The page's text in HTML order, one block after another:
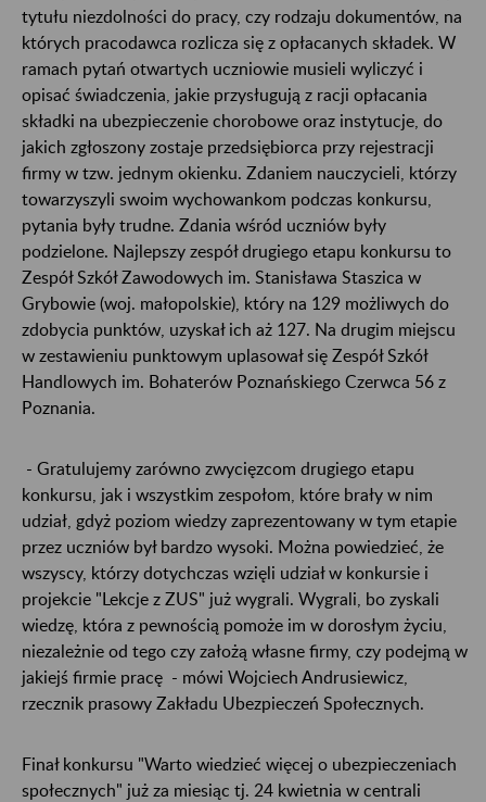
tytułu niezdolności do pracy, czy rodzaju dokumentów, na
których pracodawca rozlicza się z opłacanych składek. W
ramach pytań otwartych uczniowie musieli wyliczyć i
opisać świadczenia, jakie przysługują z racji opłacania
składki na ubezpieczenie chorobowe oraz instytucje, do
jakich zgłoszony zostaje przedsiębiorca przy rejestracji
firmy w tzw. jednym okienku. Zdaniem nauczycieli, którzy
towarzyszyli swoim wychowankom podczas konkursu,
pytania były trudne. Zdania wśród uczniów były
podzielone. Najlepszy zespół drugiego etapu konkursu to
Zespół Szkół Zawodowych im. Stanisława Staszica w
Grybowie (woj. małopolskie), który na 129 możliwych do
zdobycia punktów, uzyskał ich aż 127. Na drugim miejscu
w zestawieniu punktowym uplasował się Zespół Szkół
Handlowych im. Bohaterów Poznańskiego Czerwca 56 z
Poznania.
- Gratulujemy zarówno zwycięzcom drugiego etapu
konkursu, jak i wszystkim zespołom, które brały w nim
udział, gdyż poziom wiedzy zaprezentowany w tym etapie
przez uczniów był bardzo wysoki. Można powiedzieć, że
wszyscy, którzy dotychczas wzięli udział w konkursie i
projekcie "Lekcje z ZUS" już wygrali. Wygrali, bo zyskali
wiedzę, która z pewnością pomoże im w dorosłym życiu,
niezależnie od tego czy założą własne firmy, czy podejmą w
jakiejś firmie pracę - mówi Wojciech Andrusiewicz,
rzecznik prasowy Zakładu Ubezpieczeń Społecznych.
Finał konkursu "Warto wiedzieć więcej o ubezpieczeniach
społecznych" już za miesiąc tj. 24 kwietnia w centrali